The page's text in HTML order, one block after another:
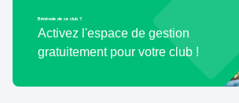
Bénévole de ce club ?
Activez l'espace de gestion
gratuitement pour votre club !